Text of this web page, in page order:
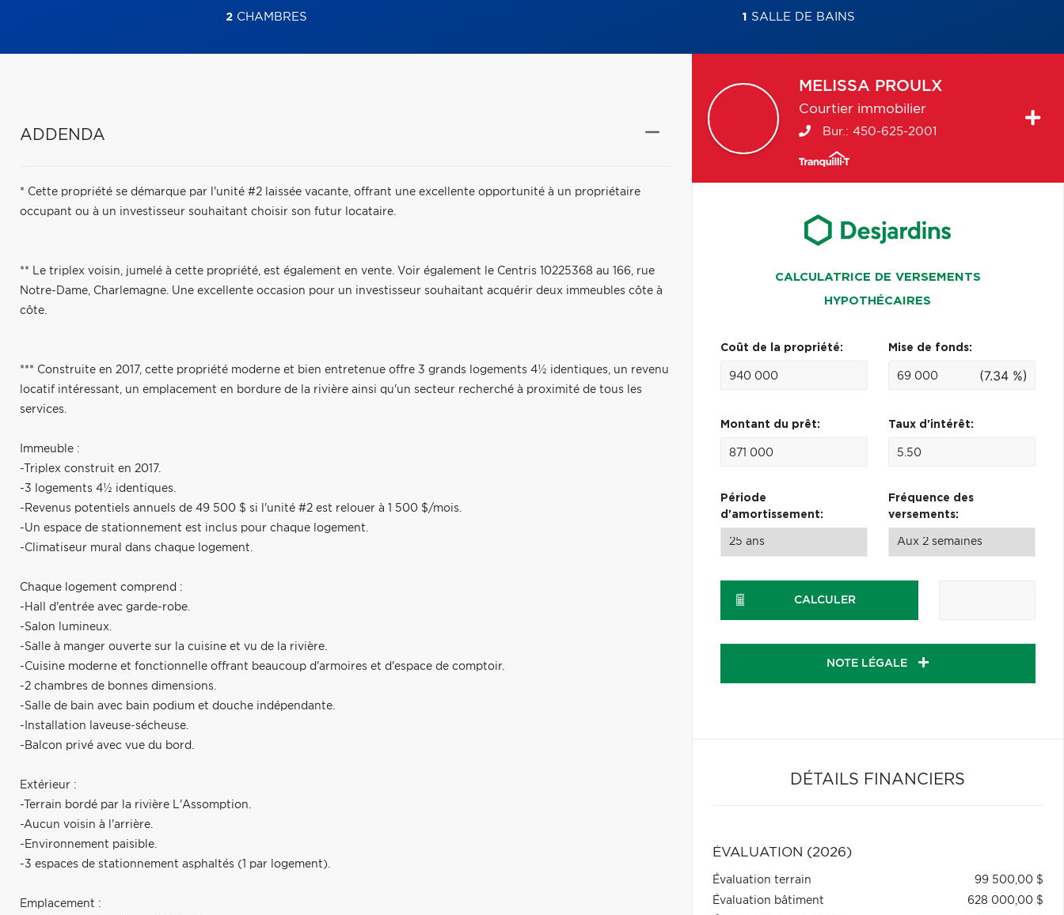
2CHAMBRES 1 SALLE DE BAINS
ADDENDA
* Cette propriété se démarque par l'unité #2 laissée vacante, offrant une excellente opportunité à un propriétaire
occupant ou à un investisseur souhaitant choisir son futur locataire.
** Le triplex voisin, jumelé à cette propriété, est également en vente. Voir également le Centris 10225368 au 166, rue
Notre-Dame, Charlemagne. Une excellente occasion pour un investisseur souhaitant acquérir deux immeubles côte à
côte.
*** Construite en 2017, cette propriété moderne et bien entretenue offre 3 grands logements 4½ identiques, un revenu
locatif intéressant, un emplacement en bordure de la rivière ainsi qu'un secteur recherché à proximité de tous les
services.
Immeuble :
-Triplex construit en 2017.
-3 logements 4½ identiques.
-Revenus potentiels annuels de 49 500 $ si l'unité #2 est relouer à 1 500 $/mois.
-Un espace de stationnement est inclus pour chaque logement.
-Climatiseur mural dans chaque logement.
Chaque logement comprend :
-Hall d'entrée avec garde-robe.
-Salon lumineux.
-Salle à manger ouverte sur la cuisine et vu de la rivière.
-Cuisine moderne et fonctionnelle offrant beaucoup d'armoires et d'espace de comptoir.
-2 chambres de bonnes dimensions.
-Salle de bain avec bain podium et douche indépendante.
-Installation laveuse-sécheuse.
-Balcon privé avec vue du bord.
Extérieur :
-Terrain bordé par la rivière L'Assomption.
-Aucun voisin à l'arrière.
-Environnement paisible.
-3 espaces de stationnement asphaltés (1 par logement).
Emplacement :
MELISSA PROULX
Courtier immobilier
Bur.: 450-625-2001
CALCULATRICE DE VERSEMENTS
HYPOTHÉCAIRES
Coût de la propriété: Mise de fonds:
(7.34 %)
Montant du prêt: Taux d'intérêt:
Période
d'amortissement:
Fréquence des
versements:
CALCULER
NOTE LÉGALE
DÉTAILS FINANCIERS
ÉVALUATION (2026)
Évaluation terrain
99 500,00 $
Évaluation bâtiment
628 000,00 $